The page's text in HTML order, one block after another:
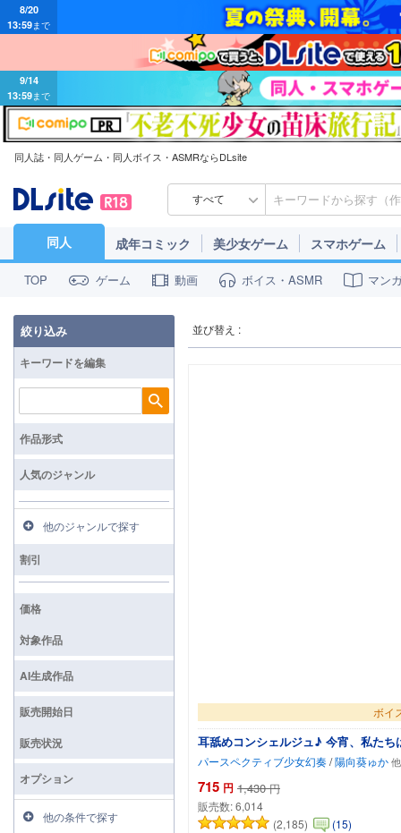
8/20
13:59まで
9/14
13:59まで
同人誌・同人ゲーム・同人ボイス・ASMRならDLsite
すべて
同人 成年コミック 美少女ゲーム スマホゲーム
TOP ゲーム 動画 ボイス・ASMR マン
並び替え :
ボイ
耳舐めコンシェルジュ♪ 今宵、私た
パースペクティブ少女幻奏/陽向葵ゅか
715 円 1,430 円
販売数:6,014
(2,185)
(15)
絞り込み
キーワードを編集
検索
作品形式
人気のジャンル
他のジャンルで探す
割引
価格
対象作品
AI生成作品
販売開始日
販売状況
オプション
他の条件で探す